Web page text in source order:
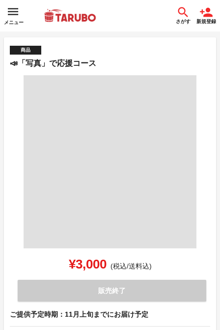
メニュー さがす 新規登録
商品
📣「写真」で応援コース
¥3,000 (税込/送料込)
販売終了
ご提供予定時期：11月上旬までにお届け予定